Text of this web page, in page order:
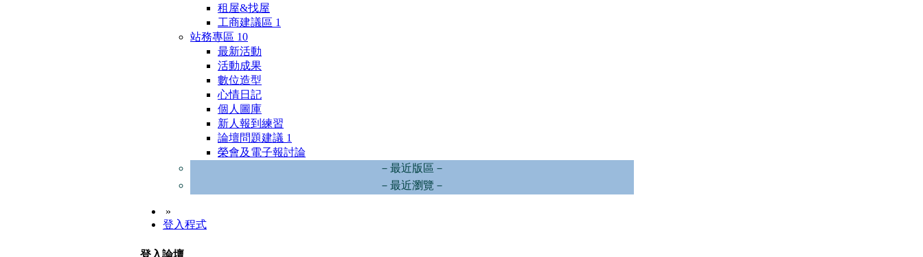
租屋&找屋
工商建議區 1
站務專區 10
最新活動
活動成果
數位造型
心情日記
個人圖庫
新人報到練習
論壇問題建議 1
榮會及電子報討論
－最近版區－
－最近瀏覽－
»
登入程式
登入論壇